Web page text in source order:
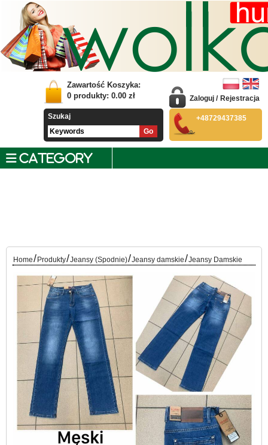
Zawartość Koszyka:
0 produkty: 0.00 zł
Szukaj
Zaloguj / Rejestracja
+48729437385
CATEGORY
Home/ Produkty/Jeansy (Spodnie)/Jeansy damskie/Jeansy Damskie